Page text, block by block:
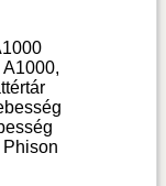
Phison